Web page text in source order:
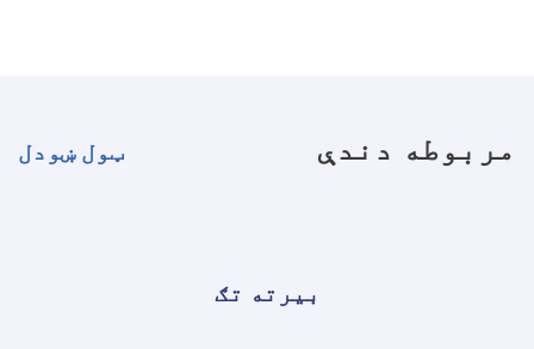
مربوطه دندې ټول ښودل
بیرته تګ